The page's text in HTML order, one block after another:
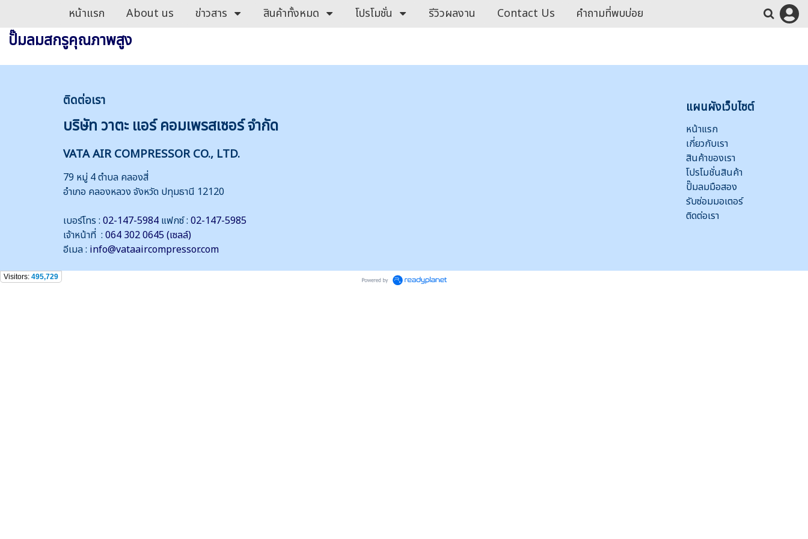
หน้าแรก About us ข่าวสาร สินค้าทั้งหมด โปรโมชั่น รีวิวผลงาน Contact Us คำถามที่พบบ่อย
ปั๊มลมสกรูคุณภาพสูง
ติดต่อเรา
บริษัท วาตะ แอร์ คอมเพรสเซอร์ จำกัด
VATA AIR COMPRESSOR CO., LTD.
79 หมู่ 4 ตำบล คลองสี่
อำเภอ คลองหลวง จังหวัด ปทุมธานี 12120
เบอร์โทร : 02-147-5984 แฟกซ์ : 02-147-5985
เจ้าหน้าที่ : 064 302 0645 (เซลล์)
อีเมล : info@vataaircompressor.com
แผนผังเว็บไซต์
หน้าแรก
เกี่ยวกับเรา
สินค้าของเรา
โปรโมชั่นสินค้า
ปั๊มลมมือสอง
รับซ่อมมอเตอร์
ติดต่อเรา
Visitors: 495,729